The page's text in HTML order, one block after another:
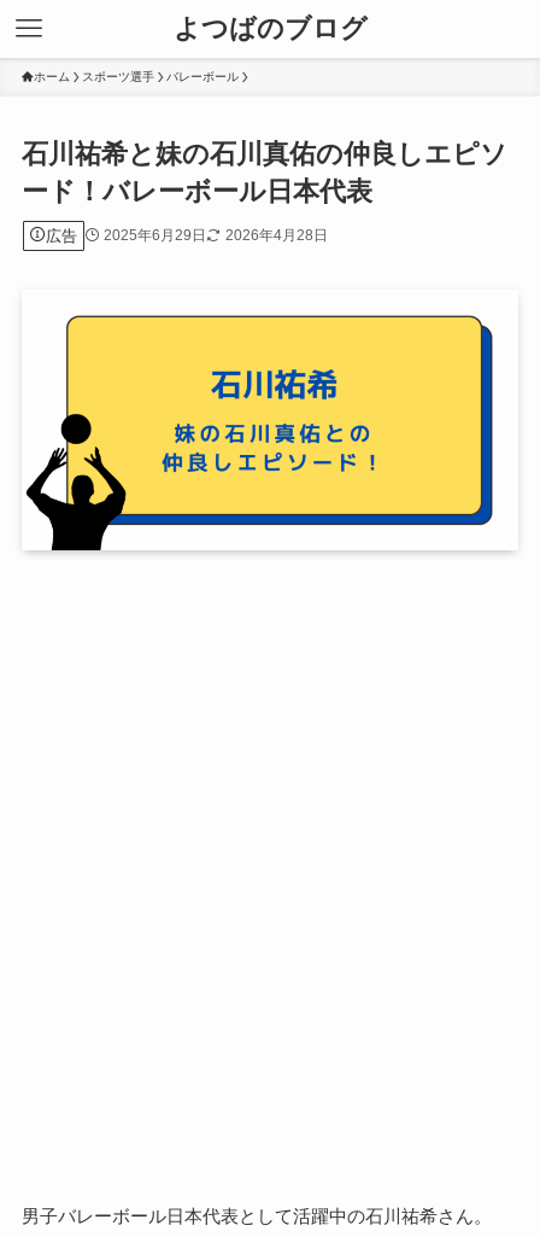
よつばのブログ
ホーム スポーツ選手 バレーボール
石川祐希と妹の石川真佑の仲良しエピソ
ード！バレーボール日本代表
広告 2025年6月29日 2026年4月28日
男子バレーボール日本代表として活躍中の石川祐希さん。